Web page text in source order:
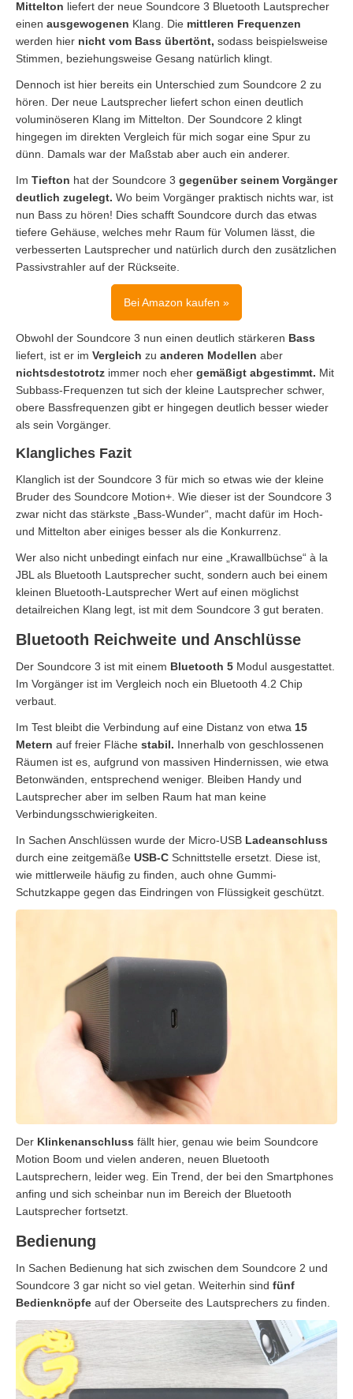
Mittelton liefert der neue Soundcore 3 Bluetooth Lautsprecher
einen ausgewogenen Klang. Die mittleren Frequenzen
werden hier nicht vom Bass übertönt, sodass beispielsweise
Stimmen, beziehungsweise Gesang natürlich klingt.
Dennoch ist hier bereits ein Unterschied zum Soundcore 2 zu
hören. Der neue Lautsprecher liefert schon einen deutlich
voluminöseren Klang im Mittelton. Der Soundcore 2 klingt
hingegen im direkten Vergleich für mich sogar eine Spur zu
dünn. Damals war der Maßstab aber auch ein anderer.
Im Tiefton hat der Soundcore 3 gegenüber seinem Vorgänger
deutlich zugelegt. Wo beim Vorgänger praktisch nichts war, ist
nun Bass zu hören! Dies schafft Soundcore durch das etwas
tiefere Gehäuse, welches mehr Raum für Volumen lässt, die
verbesserten Lautsprecher und natürlich durch den zusätzlichen
Passivstrahler auf der Rückseite.
Bei Amazon kaufen »
Obwohl der Soundcore 3 nun einen deutlich stärkeren Bass
liefert, ist er im Vergleich zu anderen Modellen aber
nichtsdestotrotz immer noch eher gemäßigt abgestimmt. Mit
Subbass-Frequenzen tut sich der kleine Lautsprecher schwer,
obere Bassfrequenzen gibt er hingegen deutlich besser wieder
als sein Vorgänger.
Klangliches Fazit
Klanglich ist der Soundcore 3 für mich so etwas wie der kleine
Bruder des Soundcore Motion+. Wie dieser ist der Soundcore 3
zwar nicht das stärkste „Bass-Wunder“, macht dafür im Hoch-
und Mittelton aber einiges besser als die Konkurrenz.
Wer also nicht unbedingt einfach nur eine „Krawallbüchse“ à la
JBL als Bluetooth Lautsprecher sucht, sondern auch bei einem
kleinen Bluetooth-Lautsprecher Wert auf einen möglichst
detailreichen Klang legt, ist mit dem Soundcore 3 gut beraten.
Bluetooth Reichweite und Anschlüsse
Der Soundcore 3 ist mit einem Bluetooth 5 Modul ausgestattet.
Im Vorgänger ist im Vergleich noch ein Bluetooth 4.2 Chip
verbaut.
Im Test bleibt die Verbindung auf eine Distanz von etwa 15
Metern auf freier Fläche stabil. Innerhalb von geschlossenen
Räumen ist es, aufgrund von massiven Hindernissen, wie etwa
Betonwänden, entsprechend weniger. Bleiben Handy und
Lautsprecher aber im selben Raum hat man keine
Verbindungsschwierigkeiten.
In Sachen Anschlüssen wurde der Micro-USB Ladeanschluss
durch eine zeitgemäße USB-C Schnittstelle ersetzt. Diese ist,
wie mittlerweile häufig zu finden, auch ohne Gummi-
Schutzkappe gegen das Eindringen von Flüssigkeit geschützt.
Der Klinkenanschluss fällt hier, genau wie beim Soundcore
Motion Boom und vielen anderen, neuen Bluetooth
Lautsprechern, leider weg. Ein Trend, der bei den Smartphones
anfing und sich scheinbar nun im Bereich der Bluetooth
Lautsprecher fortsetzt.
Bedienung
In Sachen Bedienung hat sich zwischen dem Soundcore 2 und
Soundcore 3 gar nicht so viel getan. Weiterhin sind fünf
Bedienknöpfe auf der Oberseite des Lautsprechers zu finden.